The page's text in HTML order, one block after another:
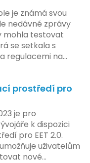
je známá svou
nedávné zprávy
mohla testovat
se setkala s
regulacemi na
která by
určité zákonné
osobních údajů.
se zaměřuje na
uživatelských
obavy ohledně
dat uživatelů.
prostředí pro
je pro
k dispozici
pro EET 2.0.
uživatelům
nové